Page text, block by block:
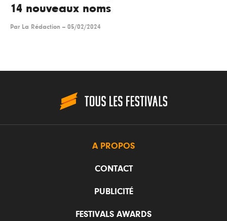
14 nouveaux noms
Par La Rédaction -- 05/02/2024
A PROPOS
CONTACT
PUBLICITÉ
FESTIVALS AWARDS